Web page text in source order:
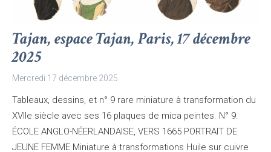
Tajan, espace Tajan, Paris, 17 décembre
2025
Mercredi 17 décembre 2025
Tableaux, dessins, et n° 9 rare miniature à transformation du
XVIIe siècle avec ses 16 plaques de mica peintes. N° 9.
ÉCOLE ANGLO-NÉERLANDAISE, VERS 1665 PORTRAIT DE
JEUNE FEMME Miniature à transformations Huile sur cuivre